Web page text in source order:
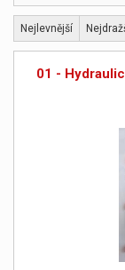
Nejlevnější
01 -